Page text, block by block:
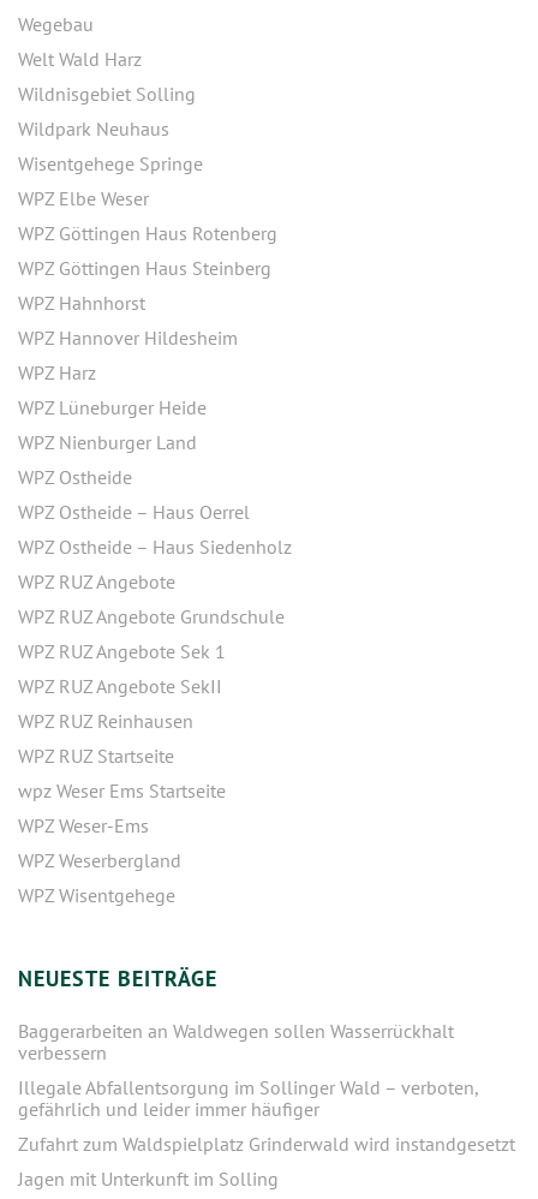
Wegebau
Welt Wald Harz
Wildnisgebiet Solling
Wildpark Neuhaus
Wisentgehege Springe
WPZ Elbe Weser
WPZ Göttingen Haus Rotenberg
WPZ Göttingen Haus Steinberg
WPZ Hahnhorst
WPZ Hannover Hildesheim
WPZ Harz
WPZ Lüneburger Heide
WPZ Nienburger Land
WPZ Ostheide
WPZ Ostheide – Haus Oerrel
WPZ Ostheide – Haus Siedenholz
WPZ RUZ Angebote
WPZ RUZ Angebote Grundschule
WPZ RUZ Angebote Sek 1
WPZ RUZ Angebote SekII
WPZ RUZ Reinhausen
WPZ RUZ Startseite
wpz Weser Ems Startseite
WPZ Weser-Ems
WPZ Weserbergland
WPZ Wisentgehege
NEUESTE BEITRÄGE
Baggerarbeiten an Waldwegen sollen Wasserrückhalt
verbessern
Illegale Abfallentsorgung im Sollinger Wald – verboten,
gefährlich und leider immer häufiger
Zufahrt zum Waldspielplatz Grinderwald wird instandgesetzt
Jagen mit Unterkunft im Solling